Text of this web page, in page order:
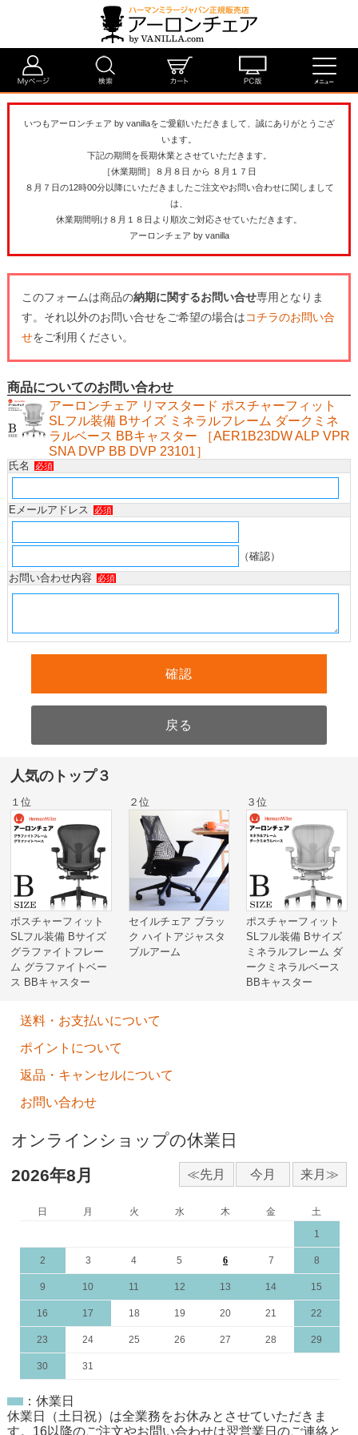
いつもアーロンチェア by vanillaをご愛顧いただきまして、誠にありがとうござ
います。
下記の期間を長期休業とさせていただきます。
［休業期間］８月８日 から ８月１７日
８月７日の12時00分以降にいただきましたご注文やお問い合わせに関しまして
は、
休業期間明け８月１８日より順次ご対応させていただきます。
アーロンチェア by vanilla
このフォームは商品の納期に関するお問い合せ専用となりま
す。それ以外のお問い合せをご希望の場合はコチラのお問い合
せをご利用ください。
商品についてのお問い合わせ
アーロンチェア リマスタード ポスチャーフィット
SLフル装備 Bサイズ ミネラルフレーム ダークミネ
ラルベース BBキャスター ［AER1B23DW ALP VPR
SNA DVP BB DVP 23101］
氏名 必須
Eメールアドレス 必須
（確認）
お問い合わせ内容
必須
人気のトップ３
１位
ポスチャーフィット
SLフル装備 Bサイズ
グラファイトフレー
ム グラファイトベー
ス BBキャスター
２位
セイルチェア ブラッ
ク ハイトアジャスタ
ブルアーム
３位
ポスチャーフィット
SLフル装備 Bサイズ
ミネラルフレーム ダ
ークミネラルベース
BBキャスター
送料・お支払いについて
ポイントについて
返品・キャンセルについて
お問い合わせ
オンラインショップの休業日
2026年8月
日 月 火 水 木 金
土
1
2 3 4 5 6 7 8
9 10 11 12 13 14 15
16 17 18 19 20 21 22
23 24 25 26 27 28 29
30 31
：休業日
休業日（土日祝）は全業務をお休みとさせていただきま
す。16以降のご注文やお問い合わせは翌営業日のご連絡と